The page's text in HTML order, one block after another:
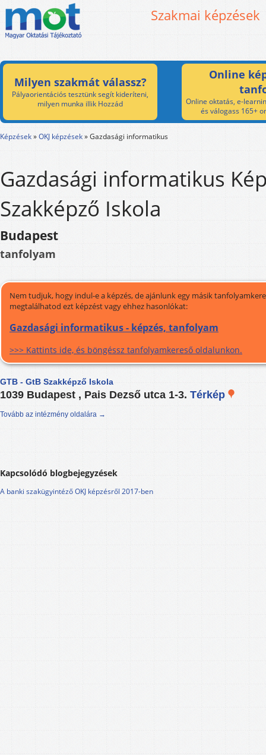
Szakmai képzések
Milyen szakmát válassz?
Pályaorientációs tesztünk segít kideríteni,
milyen munka illik Hozzád
Online
Online oktatás, e-
és válogass 165+
Képzések»OKJ képzések»Gazdasági informatikus
Gazdasági informatikus
Szakképző Iskola
Budapest
tanfolyam
Nem tudjuk, hogy indul-e a képzés, de ajánlunk egy másik
megtalálhatod ezt képzést vagy ehhez hasonlókat:
Gazdasági informatikus - képzés, tanfolyam
>>> Kattints ide, és böngéssz tanfolyamkereső oldalunkon.
GTB - GtB Szakképző Iskola
1039 Budapest , Pais Dezső utca 1-3. Térkép
Tovább az intézmény oldalára →
Kapcsolódó blogbejegyzések
A banki szakügyintéző OKJ képzésről 2017-ben